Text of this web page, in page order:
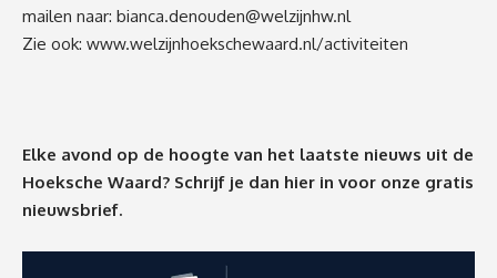
mailen naar: bianca.denouden@welzijnhw.nl
Zie ook: www.welzijnhoekschewaard.nl/activiteiten
Elke avond op de hoogte van het laatste nieuws uit de
Hoeksche Waard? Schrijf je dan hier in voor onze gratis
nieuwsbrief.